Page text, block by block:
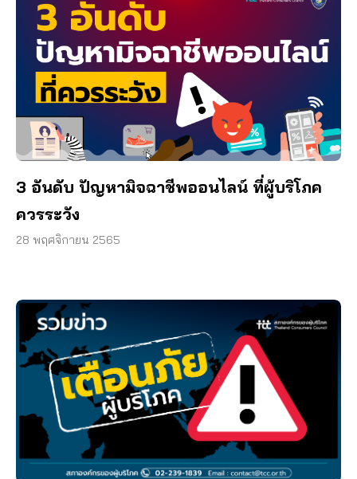
3 อันดับ ปัญหามิจฉาชีพออนไลน์ ที่ผู้บริโภค
ควรระวัง
28 พฤศจิกายน 2565